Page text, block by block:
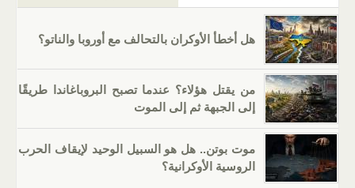
هل أخطأ الأوكران بالتحالف مع أوروبا والناتو؟
من يقتل هؤلاء؟ عندما تصبح البروباغاندا طريقًا
إلى الجبهة ثم إلى الموت
موت بوتن.. هل هو السبيل الوحيد لإيقاف الحرب
الروسية الأوكرانية؟